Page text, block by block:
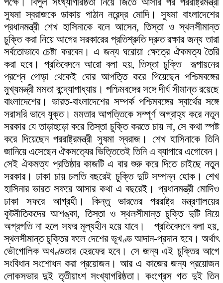
সুষমা স্বরাজকে ডাকায় পাঠান নরেন্দ্র মোদি। সুষমা বাংলাদেশের
প্রধানমন্ত্রী শেখ হাসিনাকে বলে আসেন, তিস্তা ও স্থলসীমান্ত
চুক্তি করা নিয়ে আগের সরকারের প্রতিশ্রুতি দ্রুত রক্ষার জন্য তারা
সর্বতোভাবে চেষ্টা করবেন। এ জন্য ঘরোয়া ক্ষেত্রে ঐকমত্য তৈরি
করা হবে। প্রতিবেদনে আরো বলা হয়, তিস্তা চুক্তি রূপায়নের
প্রশ্নে গোড়া থেকেই ঘোর আপত্তি করে গিয়েছেন পশ্চিমবঙ্গের
মুখ্যমন্ত্রী মমতা বন্দ্যোপাধ্যায়। পশ্চিমবঙ্গের সঙ্গে দীর্ঘ সীমান্ত রয়েছে
বাংলাদেশের। ভারত-বাংলাদেশের সম্পর্ক পশ্চিমবঙ্গের স্বার্থের সঙ্গে
সরাসরি ভাবে যুক্ত। মমতার আপত্তিকে সম্পূর্ণ অগ্রাহ্য করে নতুন
সরকার যে তাড়াহুড়ো করে তিস্তা চুক্তি করতে চায় না, সে কথা স্পষ্ট
করে দিয়েছেন পররাষ্ট্রমন্ত্রী সুষমা স্বরাজ। শেখ হাসিনাকে তিনি
জানিয়ে এসেছেন ঐকমত্যের ভিত্তিতেই তিনি এ ব্যাপারে এগোবেন।
সেই ঐকমত্য প্রতিষ্ঠার কাজটি এ বার শুরু করে দিতে চাইছে নতুন
সরকার। ঢাকা চায় চলতি বছরেই চুক্তি দুটি সম্পন্ন হোক। শেখ
হাসিনার ভারত সফরে আসার কথা এ বছরেই। প্রধানমন্ত্রী মোদিও
ঢাকা সফরে আগ্রহী। কিন্তু ভারতের পররাষ্ট্র মন্ত্রণালয়ের
কূটনীতিকদের আশঙ্কা, তিস্তা ও স্থলসীমান্ত চুক্তি দুটি নিয়ে
অগ্রগতি না হলে সফর মূল্যহীন হয়ে যাবে। প্রতিবেদনে বলা হয়,
স্থলসীমান্ত চুক্তির ফলে দেশের ভূখণ্ড আদান-প্রদান হবে। অর্থাৎ
ভৌগোলিক অখণ্ডতার হেরফের হবে। সে জন্য এই চুক্তির আগে
সংবিধান সংশোধন করা প্রয়োজন। আর এ কাজের জন্য প্রয়োজন
লোকসভার দুই তৃতীয়াংশ সংখ্যাগরিষ্ঠতা। কংগ্রেস গত দুই তিন